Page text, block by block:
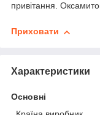
привітання.
Приховати
Характеристики
Основні